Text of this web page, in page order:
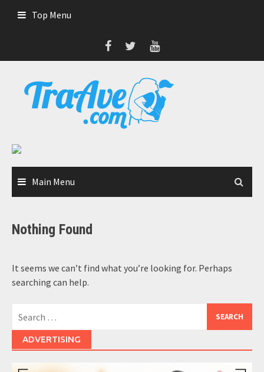
Top Menu
Main Menu
Nothing Found
It seems we can’t find what you’re looking for. Perhaps
searching can help.
ADVERTISING